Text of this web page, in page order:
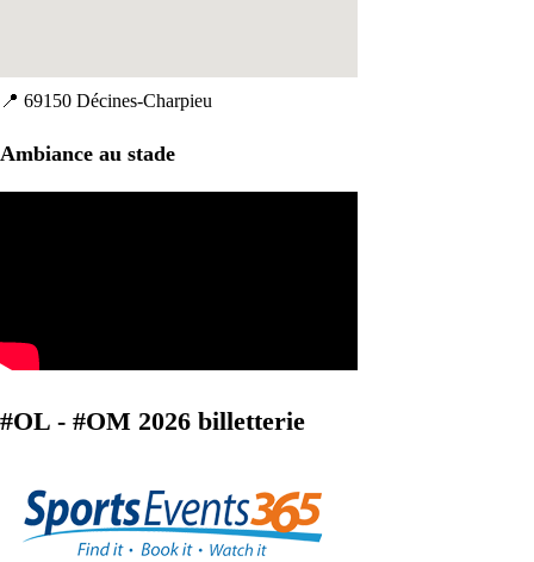
📍 69150 Décines-Charpieu
Ambiance au stade
#OL - #OM 2026 billetterie